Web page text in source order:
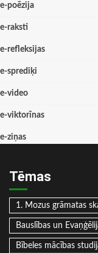
e-poēzija
e-raksti
e-refleksijas
e-sprediķi
e-video
e-viktorīnas
e-ziņas
Tēmas
1. Mozus grāmatas
Bauslības un
Bībeles mācības